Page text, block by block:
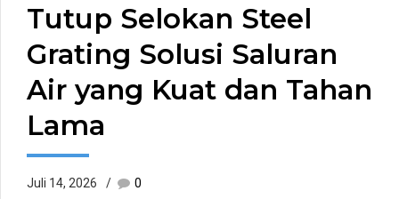
Tutup Selokan Steel
Grating Solusi Saluran
Air yang Kuat dan Tahan
Lama
Juli 14, 2026
0